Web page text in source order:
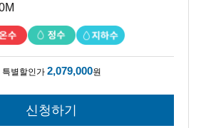
특별할인가 2,079,000원